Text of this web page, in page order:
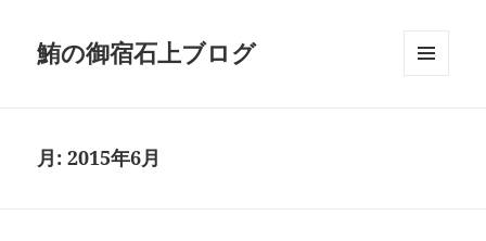
鮪の御宿石上ブログ
月:2015年6月